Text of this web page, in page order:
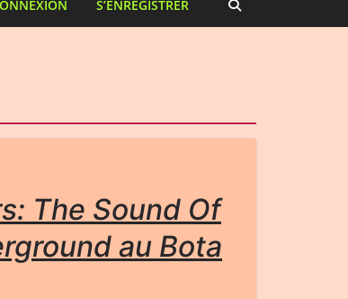
S’ENREGISTRER
The Sound Of
au Bota